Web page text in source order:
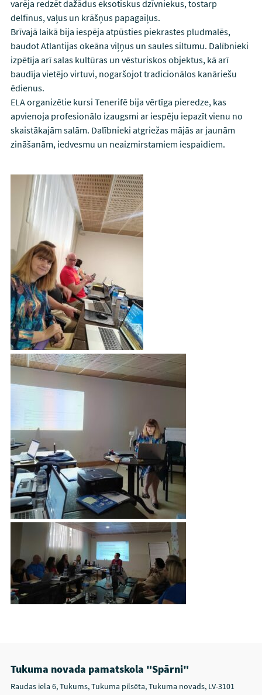
varēja redzēt dažādus eksotiskus dzīvniekus, tostarp
delfīnus, vaļus un krāšņus papagaiļus.
Brīvajā laikā bija iespēja atpūsties piekrastes pludmalēs,
baudot Atlantijas okeāna viļņus un saules siltumu. Dalībnieki
izpētīja arī salas kultūras un vēsturiskos objektus, kā arī
baudīja vietējo virtuvi, nogaršojot tradicionālos kanāriešu
ēdienus.
ELA organizētie kursi Tenerifē bija vērtīga pieredze, kas
apvienoja profesionālo izaugsmi ar iespēju iepazīt vienu no
skaistākajām salām. Dalībnieki atgriežas mājās ar jaunām
zināšanām, iedvesmu un neaizmirstamiem iespaidiem.
Tukuma novada pamatskola "Spārni"
Raudas iela 6, Tukums, Tukuma pilsēta, Tukuma novads, LV-3101